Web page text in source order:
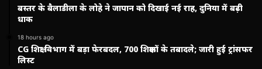
बस्तर के बैलाडीला के लोहे ने जापान को दिखाई नई राह, दुनिया में बढ़ी
धाक
18 hours ago
CG शिक्षा विभाग में बड़ा फेरबदल, 700 शिक्षकों के तबादले; जारी हुई ट्रांसफर
लिस्ट